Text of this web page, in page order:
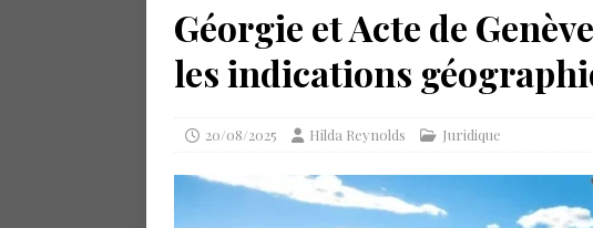
Géorgie et Acte de
les indications
20/08/2025 Hilda Reynolds Juridique